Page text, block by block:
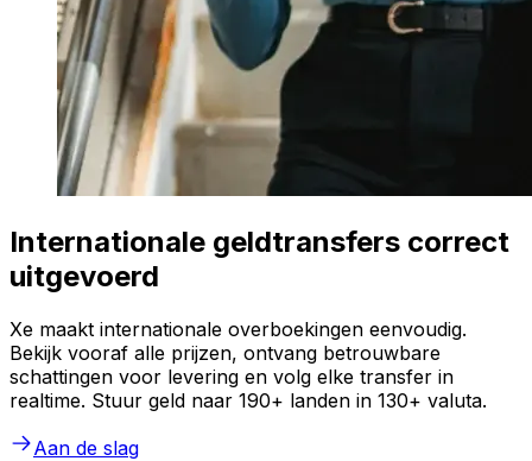
Internationale geldtransfers correct
uitgevoerd
Xe maakt internationale overboekingen eenvoudig.
Bekijk vooraf alle prijzen, ontvang betrouwbare
schattingen voor levering en volg elke transfer in
realtime. Stuur geld naar 190+ landen in 130+ valuta.
Aan de slag